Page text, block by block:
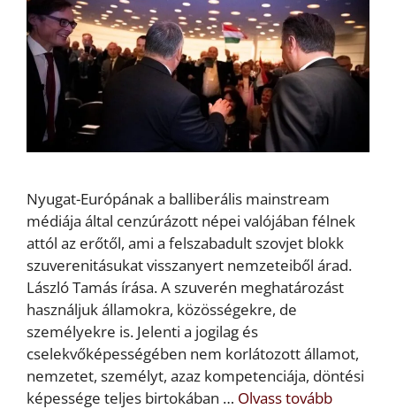
Nyugat-Európának a balliberális mainstream
médiája által cenzúrázott népei valójában félnek
attól az erőtől, ami a felszabadult szovjet blokk
szuverenitásukat visszanyert nemzeteiből árad.
László Tamás írása. A szuverén meghatározást
használjuk államokra, közösségekre, de
személyekre is. Jelenti a jogilag és
cselekvőképességében nem korlátozott államot,
nemzetet, személyt, azaz kompetenciája, döntési
képessége teljes birtokában … Olvass tovább